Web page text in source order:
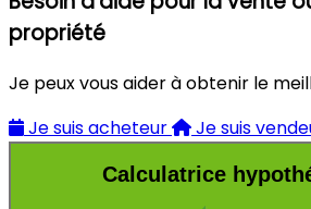
propriété
Je peux vous aider à obtenir le
Je suis acheteur
Je suis
Calculatrice